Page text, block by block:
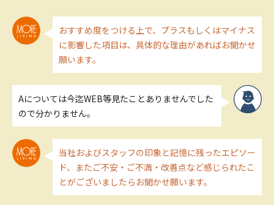
おすすめ度をつける上で、プラスもしくはマイナス
に影響した項目は、具体的な理由があればお聞かせ
願います。
Aについては今迄WEB等見たことありませんでした
ので分かりません。
当社およびスタッフの印象と記憶に残ったエピソー
ド、またご不安・ご不満・改善点など感じられたこ
とがございましたらお聞かせ願います。